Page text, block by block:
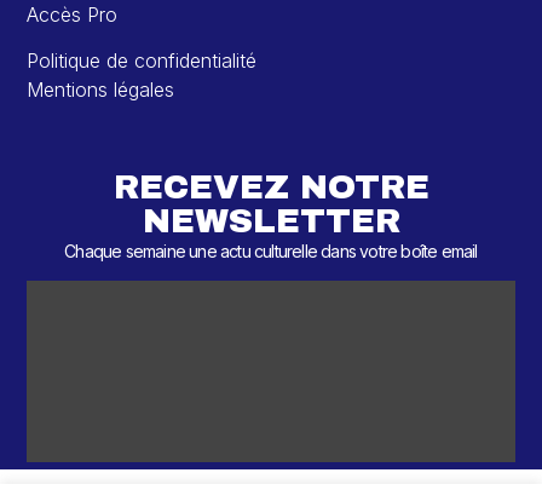
Accès Pro
Politique de confidentialité
Mentions légales
RECEVEZ NOTRE
NEWSLETTER
Chaque semaine une actu culturelle dans votre boîte email